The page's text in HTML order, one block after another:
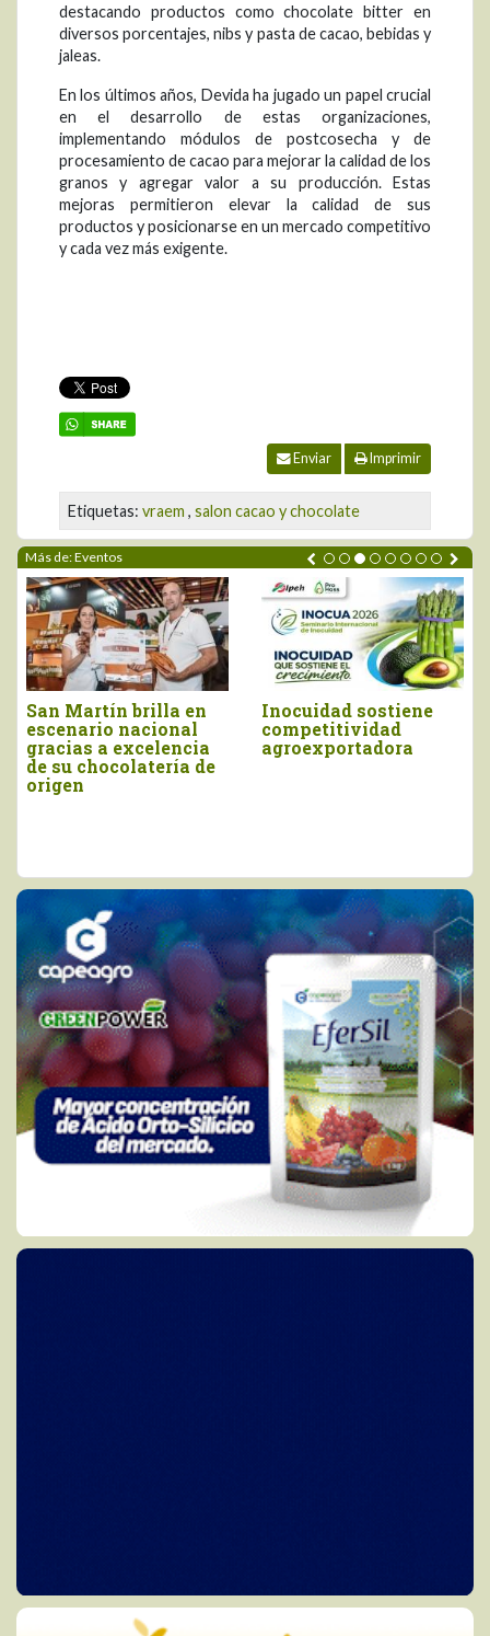
destacando productos como chocolate bitter en
diversos porcentajes, nibs y pasta de cacao, bebidas y
jaleas.
En los últimos años, Devida ha jugado un papel crucial
en el desarrollo de estas organizaciones,
implementando módulos de postcosecha y de
procesamiento de cacao para mejorar la calidad de los
granos y agregar valor a su producción. Estas
mejoras permitieron elevar la calidad de sus
productos y posicionarse en un mercado competitivo
y cada vez más exigente.
Enviar Imprimir
Etiquetas: vraem , salon cacao y chocolate
Más de: Eventos
Inocuidad sostiene
competitividad
agroexportadora
Piura brilló en el
Salón del Cacao y
Chocolate